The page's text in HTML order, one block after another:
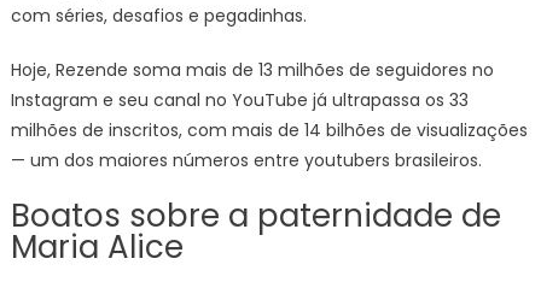
com séries, desafios e pegadinhas.
Hoje, Rezende soma mais de 13 milhões de seguidores no
Instagram e seu canal no YouTube já ultrapassa os 33
milhões de inscritos, com mais de 14 bilhões de visualizações
— um dos maiores números entre youtubers brasileiros.
Boatos sobre a paternidade de
Maria Alice